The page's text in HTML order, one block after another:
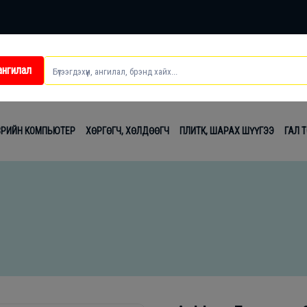
КОМПЬЮТЕР ХӨРГӨГЧ, ХӨЛДӨӨГЧ ПЛИТК, ШАРАХ ШҮҮГЭЭ ГАЛ